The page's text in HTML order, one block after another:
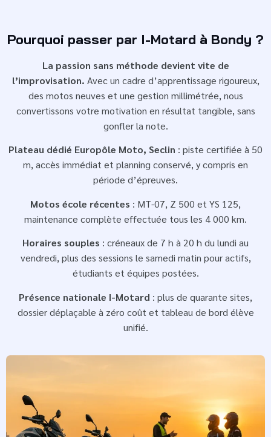
Pourquoi passer par I-Motard à Bondy ?
La passion sans méthode devient vite de
l’improvisation. Avec un cadre d’apprentissage rigoureux,
des motos neuves et une gestion millimétrée, nous
convertissons votre motivation en résultat tangible, sans
gonfler la note.
Plateau dédié Europôle Moto, Seclin : piste certifiée à 50
m, accès immédiat et planning conservé, y compris en
période d’épreuves.
Motos école récentes : MT-07, Z 500 et YS 125,
maintenance complète effectuée tous les 4 000 km.
Horaires souples : créneaux de 7 h à 20 h du lundi au
vendredi, plus des sessions le samedi matin pour actifs,
étudiants et équipes postées.
Présence nationale I-Motard : plus de quarante sites,
dossier déplaçable à zéro coût et tableau de bord élève
unifié.